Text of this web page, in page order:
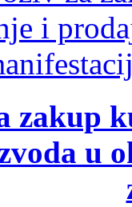
zakup
u